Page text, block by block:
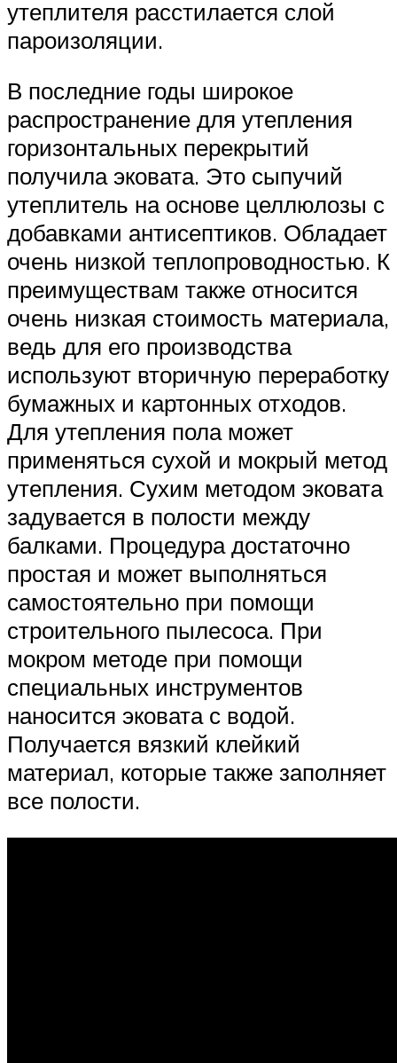
утеплителя расстилается слой
пароизоляции.
В последние годы широкое
распространение для утепления
горизонтальных перекрытий
получила эковата. Это сыпучий
утеплитель на основе целлюлозы с
добавками антисептиков. Обладает
очень низкой теплопроводностью. К
преимуществам также относится
очень низкая стоимость материала,
ведь для его производства
используют вторичную переработку
бумажных и картонных отходов.
Для утепления пола может
применяться сухой и мокрый метод
утепления. Сухим методом эковата
задувается в полости между
балками. Процедура достаточно
простая и может выполняться
самостоятельно при помощи
строительного пылесоса. При
мокром методе при помощи
специальных инструментов
наносится эковата с водой.
Получается вязкий клейкий
материал, которые также заполняет
все полости.